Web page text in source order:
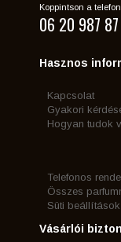
Koppintson a
06 20 987 87
Hasznos
Kapcsolat
Gyakori
Hogyan tudok
Telefonos
Összes
Süti beállítások
Vásárlói